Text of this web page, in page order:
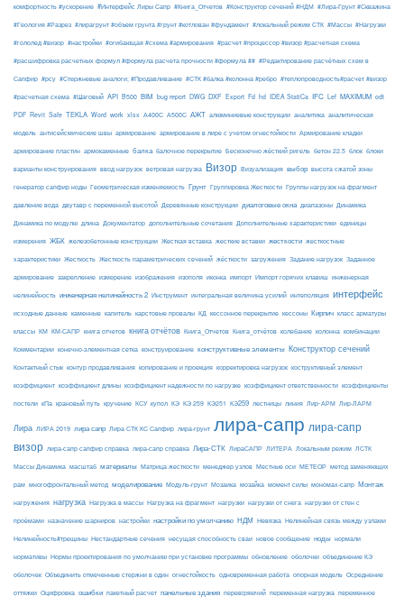
комфортность #ускорение #Интерфейс Лиры Сапр #Книга_Отчетов #Конструктор сечений #НДМ #Лира-Грунт #Скважина
#Геология #Разрез #лирагрунт #объем грунта #грунт #котлован #фундамент #локальный режим СТК #Массы #Нагрузки
#гололед #визор #настройки #огибающая #схема #армирования #расчет #процессор #визор #расчетная схема
#расшифровка расчетных формул #формула расчета прочности #формула ## #Редактирование расчётных схем в
Сапфир #рсу #Стержневые аналоги; #Продавливание #СТК #балка #колонна #ребро #теплопроводность#расчет #визор
#расчетная схема #Шаговый API B500 BIM bug report DWG DXF Export Fd hd IDEA StatiCa IFC Lef MAXIMUM odt
PDF Revit Safe TEKLA Word work xlsx А400С А500С АЖТ алюминиевые конструкции аналитика аналитическая
модель антисейсмические швы армирование армирование в лире с учетом огнестойкости Армирование кладки
армирование пластин армокаменные балка балочное перекрытие Бесконечно жёсткий ригель бетон 22.5 блок блоки
варианты конструирования ввод нагрузок ветровая нагрузка Визор Визуализация выбор высота сжатой зоны
генератор сапфир ноды Геометрическая изменяемость Грунт Группировка Жесткости Группы нагрузок на фрагмент
давление вода двутавр с переменной высотой Деревянные конструкции диалоговые окна диапазоны Динамика
Динамика по модулю длина Документатор дополнительные сочетания Дополнительные характеристики единицы
измерения ЖБК железобетонные конструкции Жесткая вставка жесткие вставки жесткости жесткостные
характеристики Жесткость Жесткость параметрических сечений жёсткости загружения Задание нагрузок Заданное
армирование закрепление измерение изображения изополя иконка импорт Импорт горячих клавиш инженерная
нелинейность инженерная нелинейность 2 Инструмент интегральная величина усилий интеполяция интерфейс
исходные данные каменные капитель карстовые провалы КД кессонное перекрытие кессоны Кирпич класс арматуры
классы КМ КМ-САПР книга отчетов книга отчётов Книга_Отчетов Книга_отчётов колебание колонна комбинации
Комментарии конечно-элементная сетка конструирование конструктивные элементы Конструктор сечений
Контактный стык контур продавливания копирование и проекция корректировка нагрузок коструктивный элемент
коэффициент коэффициент длины коэффициент надежности по нагрузке коэффициент ответственности коэффициенты
постели кПа крановый путь кручение КСУ купол КЭ КЭ 259 КЭ251 КЭ259 лестницы линия Лир-АРМ Лир-ЛАРМ
Лира ЛИРА 2019 лира сапр Лира СТК КС Сапфир лира-грунт лира-сапр лира-сапр
визор лира-сапр сапфир справка лира-сапр справка Лира-СТК ЛираСАПР ЛИТЕРА Локальным режим ЛСТК
Массы Динамика масштаб материалы Матрица жесткости менеджер узлов Местные оси МЕТЕОР метод заменяющих
рам многофронтальный метод моделирование Модуль-грунт Мозаика мозайка момент силы мономах-сапр Монтаж
нагружения нагрузка Нагрузка в массы Нагрузка на фрагмент нагрузки нагрузки от снега нагрузки от стен с
проёмами назначение шарниров настройки настройки по умолчанию НДМ Невязка Нелинейная связь между узлами
Нелинейность#трещины Нестандартные сечения несущая способность сваи новое сообщение ноды нормали
нормативы Нормы проектирования по умолчанию при установке программы обновление оболочки объединение КЭ
оболочек Объединить отмеченные стержни в один огнестойкость одновременная работа опорная модель Осреднение
оттяжки Оцифровка ошибки пакетный расчет панельные здания перевіряючий переменная нагрузка переменное